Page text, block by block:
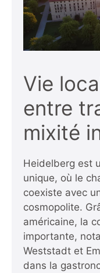
Vie
entre
mixité
Heidelberg est
unique, où le
coexiste avec
cosmopolite.
américaine, la
importante,
Weststadt et
dans la